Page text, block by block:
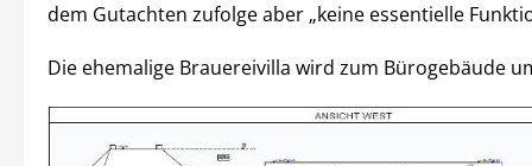
dem Gutachten zufolge aber „keine essentielle
Die ehemalige Brauereivilla wird zum Bürogebäude